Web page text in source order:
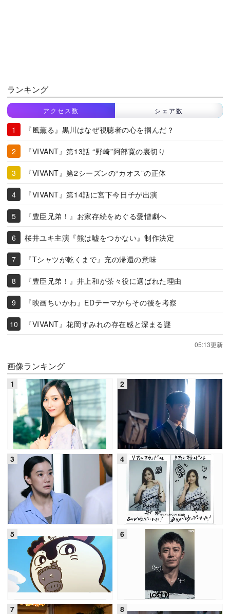
ランキング
アクセス数 シェア数
『風薫る』黒川はなぜ視聴者の心を掴んだ？
『VIVANT』第13話 “野崎”阿部寛の裏切り
『VIVANT』第2シーズンの“カオス”の正体
『VIVANT』第14話に宮下今日子が出演
『豊臣兄弟！』お家存続をめぐる愛憎劇へ
桜井ユキ主演『熊は嘘をつかない』制作決定
『Tシャツが乾くまで』充の帰還の意味
『豊臣兄弟！』井上和が茶々役に選ばれた理由
『映画ちいかわ』EDテーマからその後を考察
『VIVANT』花岡すみれの存在感と深まる謎
05:13更新
画像ランキング